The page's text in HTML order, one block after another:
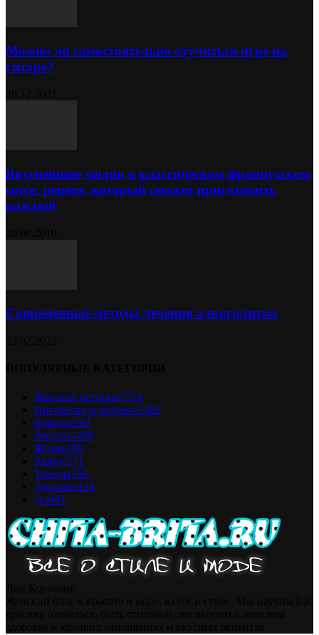
Можно ли самостоятельно отучиться игре на
гитаре?
Вкуснейшие мидии в классическом французском
соусе: рецепт, который сможет приготовить
каждый
Современные методы лечения алкоголизма
Женские истории7514
Интересно и полезно2382
Красота592
Рецепты499
Жизнь180
Разное171
Тренды166
Здоровье116
Дом81